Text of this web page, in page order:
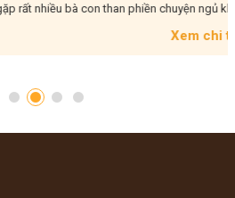
phiền chuyện ngủ không...
rằng,